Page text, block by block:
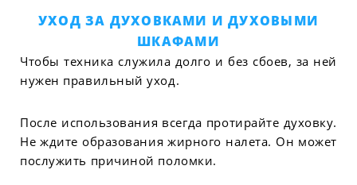
УХОД ЗА ДУХОВКАМИ И ДУХОВЫМИ
ШКАФАМИ
Чтобы техника служила долго и без сбоев, за ней
нужен правильный уход.
После использования всегда протирайте духовку.
Не ждите образования жирного налета. Он может
послужить причиной поломки.